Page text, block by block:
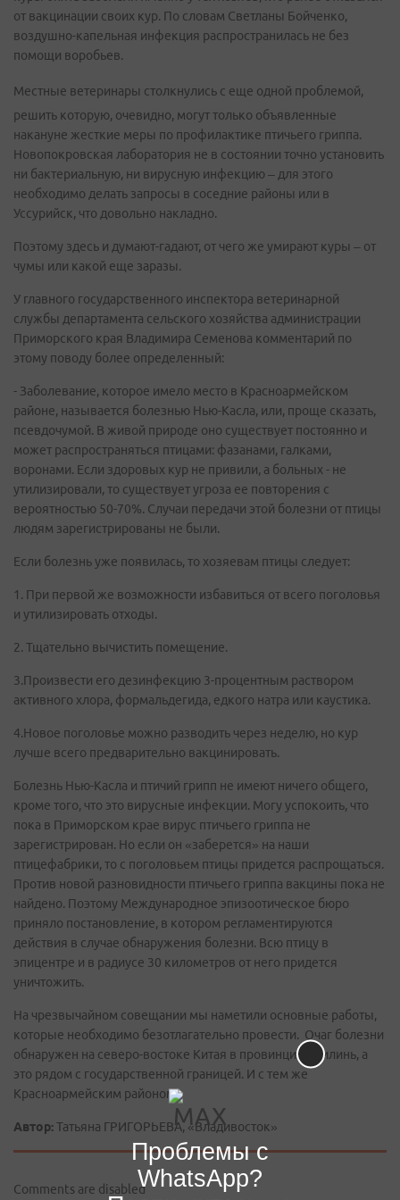
от вакцинации своих кур. По словам Светланы Бойченко,
воздушно-капельная инфекция распространилась не без
помощи воробьев.
Местные ветеринары столкнулись с еще одной проблемой,
решить которую, очевидно, могут только объявленные
накануне жесткие меры по профилактике птичьего гриппа.
Новопокровская лаборатория не в состоянии точно установить
ни бактериальную, ни вирусную инфекцию – для этого
необходимо делать запросы в соседние районы или в
Уссурийск, что довольно накладно.
Поэтому здесь и думают-гадают, от чего же умирают куры – от
чумы или какой еще заразы.
У главного государственного инспектора ветеринарной
службы департамента сельского хозяйства администрации
Приморского края Владимира Семенова комментарий по
этому поводу более определенный:
- Заболевание, которое имело место в Красноармейском
районе, называется болезнью Нью-Касла, или, проще сказать,
псевдочумой. В живой природе оно существует постоянно и
может распространяться птицами: фазанами, галками,
воронами. Если здоровых кур не привили, а больных - не
утилизировали, то существует угроза ее повторения с
вероятностью 50-70%. Случаи передачи этой болезни от птицы
людям зарегистрированы не были.
Если болезнь уже появилась, то хозяевам птицы следует:
1. При первой же возможности избавиться от всего поголовья
и утилизировать отходы.
2. Тщательно вычистить помещение.
3.Произвести его дезинфекцию 3-процентным раствором
активного хлора, формальдегида, едкого натра или каустика.
4.Новое поголовье можно разводить через неделю, но кур
лучше всего предварительно вакцинировать.
Болезнь Нью-Касла и птичий грипп не имеют ничего общего,
кроме того, что это вирусные инфекции. Могу успокоить, что
пока в Приморском крае вирус птичьего гриппа не
зарегистрирован. Но если он «заберется» на наши
птицефабрики, то с поголовьем птицы придется распрощаться.
Против новой разновидности птичьего гриппа вакцины пока не
найдено. Поэтому Международное эпизоотическое бюро
приняло постановление, в котором регламентируются
действия в случае обнаружения болезни. Всю птицу в
эпицентре и в радиусе 30 километров от него придется
уничтожить.
На чрезвычайном совещании мы наметили основные работы,
которые необходимо безотлагательно провести. Очаг болезни
обнаружен на северо-востоке Китая в провинции Цзилинь, а
это рядом с государственной границей. И с тем же
Красноармейским районом.
Автор:Татьяна ГРИГОРЬЕВА, «Владивосток»
Comments are disabled
Проблемы с
WhatsApp?